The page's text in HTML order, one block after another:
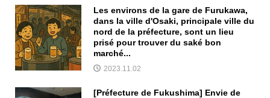
Les environs de la gare de Furukawa,
dans la ville d'Osaki, principale ville du
nord de la préfecture, sont un lieu
prisé pour trouver du saké bon
marché...
2023.11.02
[Préfecture de Fukushima] Envie de